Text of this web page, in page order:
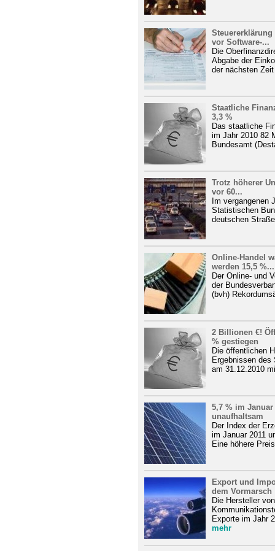
Steuererklärung
vor Software-...
Die
Abgabe der
der nächsten
Staatliche
3,3 %
Das staatliche
im Jahr 2010 82
Bundesamt
Trotz höherer
vor 60...
Im vergangenen
Statistischen
deutschen
Online-Handel
werden 15,5 %...
Der Online- und
der
(bvh)
2 Billionen €!
% gestiegen
Die öffentlichen
Ergebnissen
am 31.12.2010
5,7 % im
unaufhaltsam
Der Index der
im Januar 2011
Eine höhere
Export und
dem Vormarsch
Die Hersteller
Exporte im Jahr
mehr